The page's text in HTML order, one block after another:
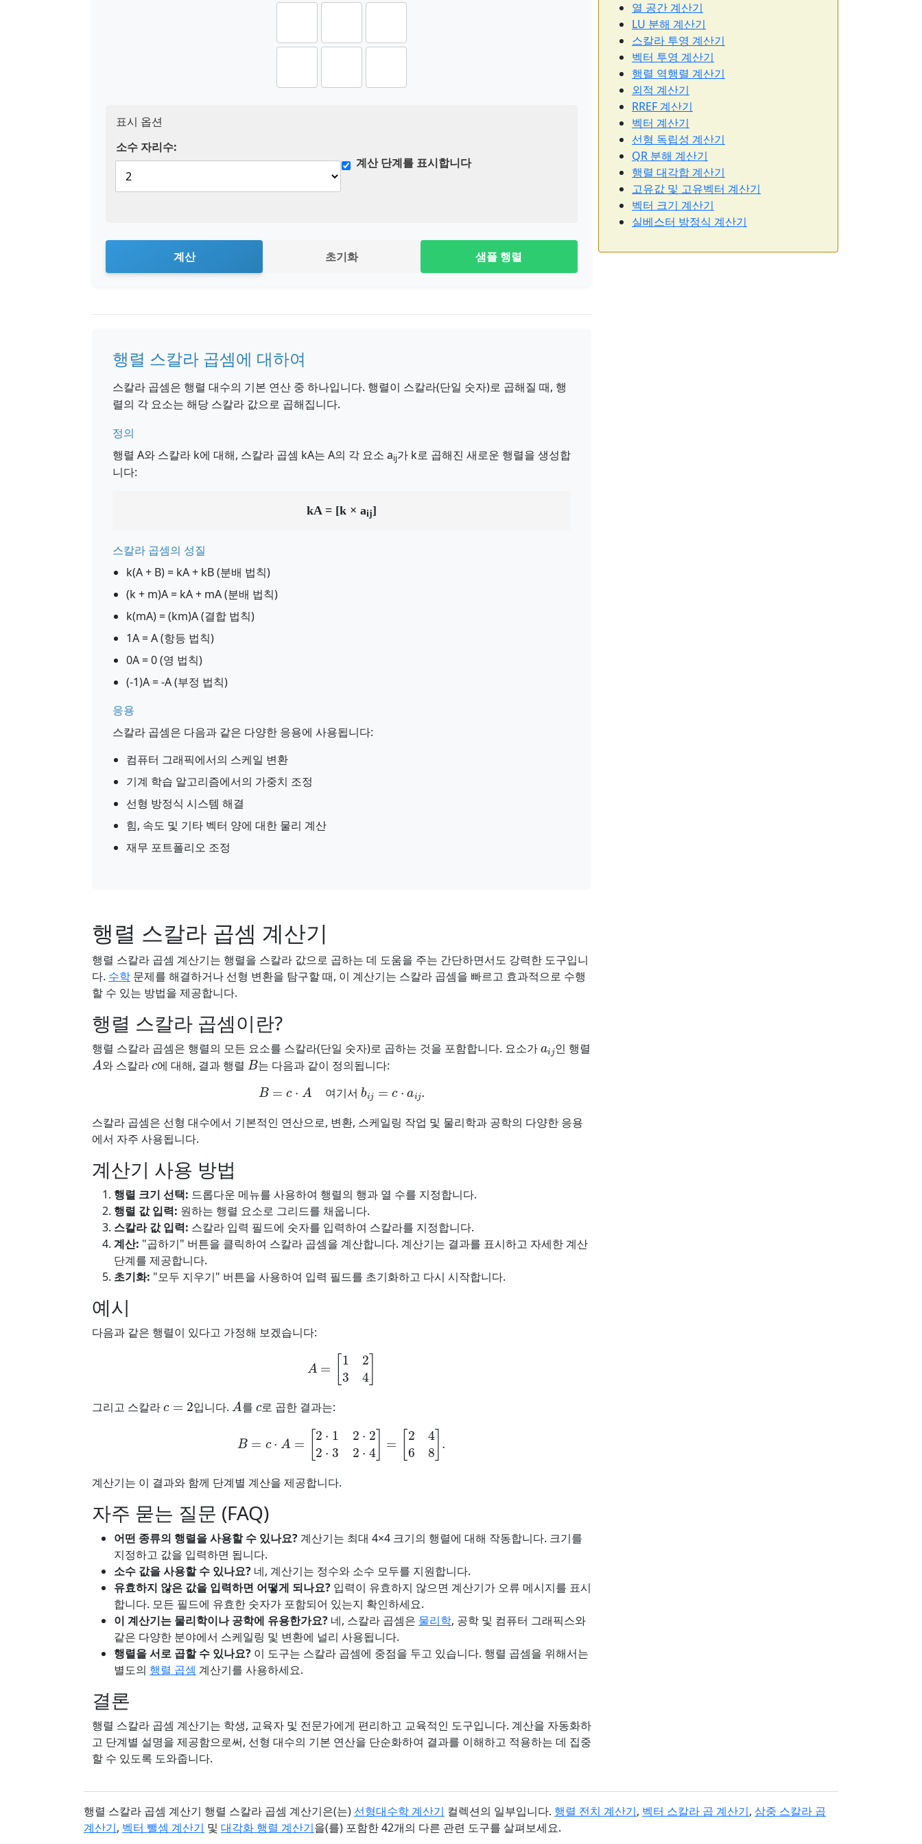
표시 옵션
소수 자리수:
계산 단계를 표시합니다
계산 초기화 샘플 행렬
행렬 스칼라 곱셈에 대하여
스칼라 곱셈은 행렬 대수의 기본 연산 중 하나입니다. 행렬이 스칼라(단일 숫자)로 곱해질 때, 행
렬의 각 요소는 해당 스칼라 값으로 곱해집니다.
정의
행렬 A와 스칼라 k에 대해, 스칼라 곱셈 kA는 A의 각 요소 aij가 k로 곱해진 새로운 행렬을 생성합
니다:
kA = [k × aij]
스칼라 곱셈의 성질
k(A + B) = kA + kB (분배 법칙)
(k + m)A = kA + mA (분배 법칙)
k(mA) = (km)A (결합 법칙)
1A = A (항등 법칙)
0A = 0 (영 법칙)
(-1)A = -A (부정 법칙)
응용
스칼라 곱셈은 다음과 같은 다양한 응용에 사용됩니다:
컴퓨터 그래픽에서의 스케일 변환
기계 학습 알고리즘에서의 가중치 조정
선형 방정식 시스템 해결
힘, 속도 및 기타 벡터 양에 대한 물리 계산
재무 포트폴리오 조정
행렬 스칼라 곱셈 계산기
행렬 스칼라 곱셈 계산기는 행렬을 스칼라 값으로 곱하는 데 도움을 주는 간단하면서도 강력한 도구입니
다. 수학 문제를 해결하거나 선형 변환을 탐구할 때, 이 계산기는 스칼라 곱셈을 빠르고 효과적으로 수행
할 수 있는 방법을 제공합니다.
행렬 스칼라 곱셈이란?
행렬 스칼라 곱셈은 행렬의 모든 요소를 스칼라(단일 숫자)로 곱하는 것을 포함합니다. 요소가 인 행렬
A
와 스칼라
c
에 대해, 결과 행렬
B
는 다음과 같이 정의됩니다:
여 기 서
= A 여기서 bi ai
스칼라 곱셈은 선형 대수에서 기본적인 연산으로, 변환, 스케일링 작업 및 물리학과 공학의 다양한 응용
에서 자주 사용됩니다.
계산기 사용 방법
행렬 크기 선택: 드롭다운 메뉴를 사용하여 행렬의 행과 열 수를 지정합니다.
행렬 값 입력: 원하는 행렬 요소로 그리드를 채웁니다.
스칼라 값 입력: 스칼라 입력 필드에 숫자를 입력하여 스칼라를 지정합니다.
계산: "곱하기" 버튼을 클릭하여 스칼라 곱셈을 계산합니다. 계산기는 결과를 표시하고 자세한 계산
단계를 제공합니다.
초기화: "모두 지우기" 버튼을 사용하여 입력 필드를 초기화하고 다시 시작합니다.
예시
다음과 같은 행렬이 있다고 가정해 보겠습니다:
12 4]
그리고 스칼라 입니다.
A
를 로 곱한 결과는:
12 2 32 4] 46
계산기는 이 결과와 함께 단계별 계산을 제공합니다.
자주 묻는 질문 (FAQ)
어떤 종류의 행렬을 사용할 수 있나요? 계산기는 최대 4×4 크기의 행렬에 대해 작동합니다. 크기를
지정하고 값을 입력하면 됩니다.
소수 값을 사용할 수 있나요? 네, 계산기는 정수와 소수 모두를 지원합니다.
유효하지 않은 값을 입력하면 어떻게 되나요? 입력이 유효하지 않으면 계산기가 오류 메시지를 표시
합니다. 모든 필드에 유효한 숫자가 포함되어 있는지 확인하세요.
이 계산기는 물리학이나 공학에 유용한가요? 네, 스칼라 곱셈은 물리학, 공학 및 컴퓨터 그래픽스와
같은 다양한 분야에서 스케일링 및 변환에 널리 사용됩니다.
행렬을 서로 곱할 수 있나요? 이 도구는 스칼라 곱셈에 중점을 두고 있습니다. 행렬 곱셈을 위해서는
별도의 행렬 곱셈 계산기를 사용하세요.
결론
행렬 스칼라 곱셈 계산기는 학생, 교육자 및 전문가에게 편리하고 교육적인 도구입니다. 계산을 자동화하
고 단계별 설명을 제공함으로써, 선형 대수의 기본 연산을 단순화하여 결과를 이해하고 적용하는 데 집중
할 수 있도록 도와줍니다.
열 공간 계산기
LU 분해 계산기
스칼라 투영 계산기
벡터 투영 계산기
행렬 역행렬 계산기
외적 계산기
RREF 계산기
벡터 계산기
선형 독립성 계산기
QR 분해 계산기
행렬 대각합 계산기
고유값 및 고유벡터 계산기
벡터 크기 계산기
실베스터 방정식 계산기
행렬 스칼라 곱셈 계산기 행렬 스칼라 곱셈 계산기은(는) 선형대수학 계산기 컬렉션의 일부입니다. 행렬 전치 계산기, 벡터 스칼라 곱 계산기, 삼중 스칼라 곱
계산기, 벡터 뺄셈 계산기 및 대각화 행렬 계산기을(를) 포함한 42개의 다른 관련 도구를 살펴보세요.